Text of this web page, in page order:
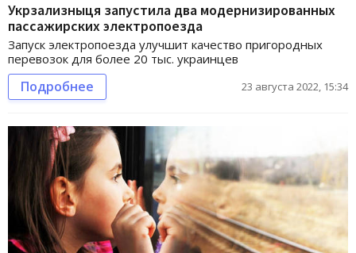
Укрзализныця запустила два модернизированных
пассажирских электропоезда
Запуск электропоезда улучшит качество пригородных
перевозок для более 20 тыс. украинцев
Подробнее 23 августа 2022, 15:34